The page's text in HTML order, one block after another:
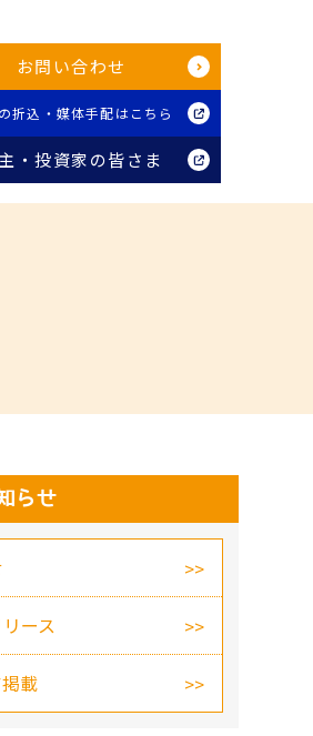
お問い合わせ
折込・媒体手配はこちら
・投資家の皆さま
らせ
ース
載